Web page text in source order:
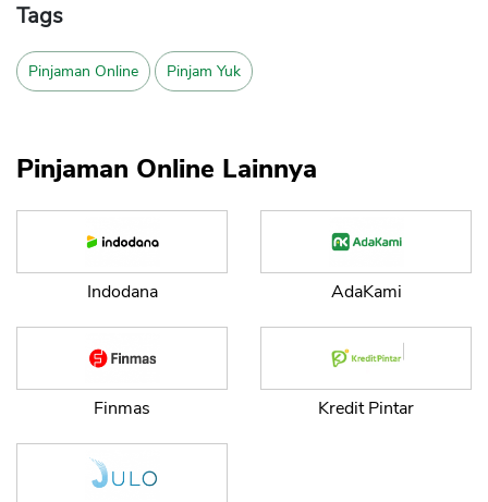
Tags
Pinjaman Online Pinjam Yuk
Pinjaman Online Lainnya
Indodana AdaKami
Finmas Kredit Pintar